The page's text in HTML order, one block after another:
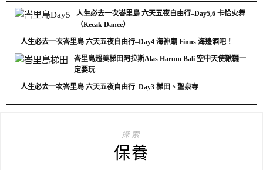
人生必去一次峇里島 六天五夜自由行–Day5,6 卡恰火舞
（Kecak Dance）
人生必去一次峇里島 六天五夜自由行–Day4 海神廟 Finns 海邊酒吧！
峇里島超美梯田阿拉斯Alas Harum Bali 空中天使鞦韆一
定要玩
人生必去一次峇里島 六天五夜自由行–Day3 梯田、聖泉寺
探索
保養